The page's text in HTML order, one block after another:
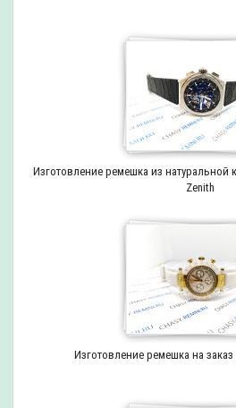
Изготовление ремешка из натуральной
Zenith
Изготовление ремешка на